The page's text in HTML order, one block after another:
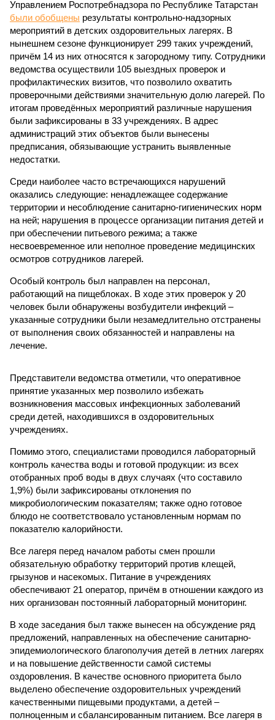
Управлением Роспотребнадзора по Республике Татарстан
были обобщены результаты контрольно-надзорных
мероприятий в детских оздоровительных лагерях. В
нынешнем сезоне функционирует 299 таких учреждений,
причём 14 из них относятся к загородному типу. Сотрудники
ведомства осуществили 105 выездных проверок и
профилактических визитов, что позволило охватить
проверочными действиями значительную долю лагерей. По
итогам проведённых мероприятий различные нарушения
были зафиксированы в 33 учреждениях. В адрес
администраций этих объектов были вынесены
предписания, обязывающие устранить выявленные
недостатки.
Среди наиболее часто встречающихся нарушений
оказались следующие: ненадлежащее содержание
территории и несоблюдение санитарно-гигиенических норм
на ней; нарушения в процессе организации питания детей и
при обеспечении питьевого режима; а также
несвоевременное или неполное проведение медицинских
осмотров сотрудников лагерей.
Особый контроль был направлен на персонал,
работающий на пищеблоках. В ходе этих проверок у 20
человек были обнаружены возбудители инфекций –
указанные сотрудники были незамедлительно отстранены
от выполнения своих обязанностей и направлены на
лечение.
Представители ведомства отметили, что оперативное
принятие указанных мер позволило избежать
возникновения массовых инфекционных заболеваний
среди детей, находившихся в оздоровительных
учреждениях.
Помимо этого, специалистами проводился лабораторный
контроль качества воды и готовой продукции: из всех
отобранных проб воды в двух случаях (что составило
1,9%) были зафиксированы отклонения по
микробиологическим показателям; также одно готовое
блюдо не соответствовало установленным нормам по
показателю калорийности.
Все лагеря перед началом работы смен прошли
обязательную обработку территорий против клещей,
грызунов и насекомых. Питание в учреждениях
обеспечивают 21 оператор, причём в отношении каждого из
них организован постоянный лабораторный мониторинг.
В ходе заседания был также вынесен на обсуждение ряд
предложений, направленных на обеспечение санитарно-
эпидемиологического благополучия детей в летних лагерях
и на повышение действенности самой системы
оздоровления. В качестве основного приоритета было
выделено обеспечение оздоровительных учреждений
качественными пищевыми продуктами, а детей –
полноценным и сбалансированным питанием. Все лагеря в